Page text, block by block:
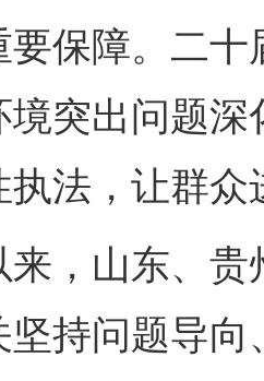
要保障。二
境突出问题
执法，让群
山东、贵
坚持问题导